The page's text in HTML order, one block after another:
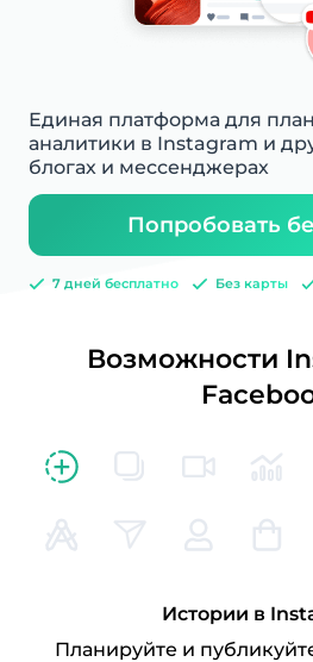
Единая платформа для
аналитики в Instagram и
блогах и мессенджерах
Попробовать
7 дней бесплатно Без карты
Возможности
Истории в
Планируйте и